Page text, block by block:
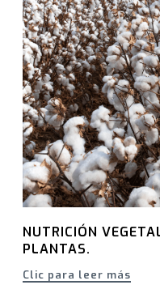
NUTRICIÓN
PLANTAS.
Clic para leer más